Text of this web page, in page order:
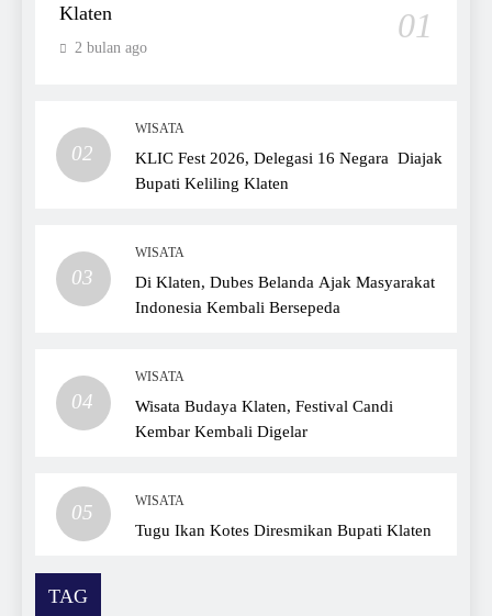
Klaten
01
2 bulan ago
02
WISATA
KLIC Fest 2026, Delegasi 16 Negara Diajak
Bupati Keliling Klaten
03
WISATA
Di Klaten, Dubes Belanda Ajak Masyarakat
Indonesia Kembali Bersepeda
04
WISATA
Wisata Budaya Klaten, Festival Candi
Kembar Kembali Digelar
05
WISATA
Tugu Ikan Kotes Diresmikan Bupati Klaten
TAG